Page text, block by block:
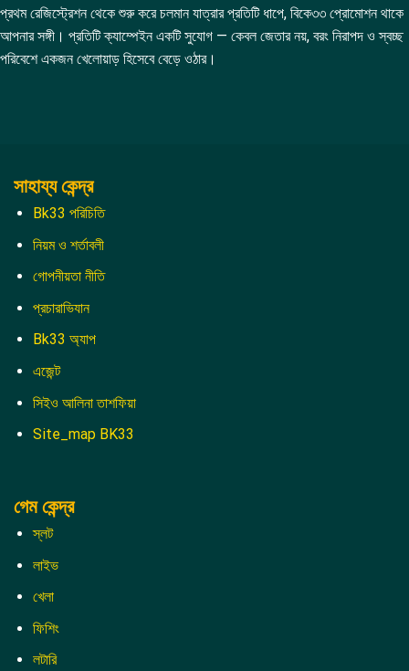
প্রথম রেজিস্ট্রেশন থেকে শুরু করে চলমান যাত্রার প্রতিটি ধাপে, বিকে৩৩ প্রোমোশন থাকে
আপনার সঙ্গী। প্রতিটি ক্যাম্পেইন একটি সুযোগ — কেবল জেতার নয়, বরং নিরাপদ ও স্বচ্ছ
পরিবেশে একজন খেলোয়াড় হিসেবে বেড়ে ওঠার।
সাহায্য কেন্দ্র
Bk33 পরিচিতি
নিয়ম ও শর্তাবলী
গোপনীয়তা নীতি
প্রচারাভিযান
Bk33 অ্যাপ
এজেন্ট
সিইও আলিনা তাশফিয়া
Site_map BK33
গেম কেন্দ্র
স্লট
লাইভ
খেলা
ফিশিং
লটারি